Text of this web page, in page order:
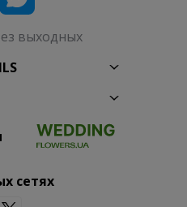
выходных
сетях